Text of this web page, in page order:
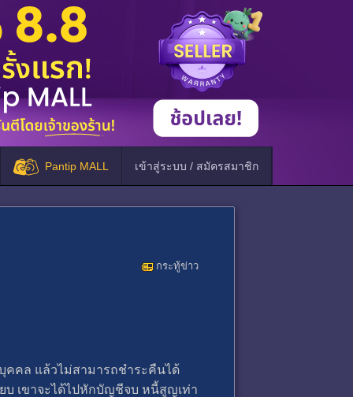
Pantip MALL เข้าสู่ระบบ / สมัครสมาชิก
กระทู้ข่าว
คคล แล้วไม่สามารถชำระคืนได้
เขาจะได้ไปหักบัญชีจบ หนี้สูญ​เท่า